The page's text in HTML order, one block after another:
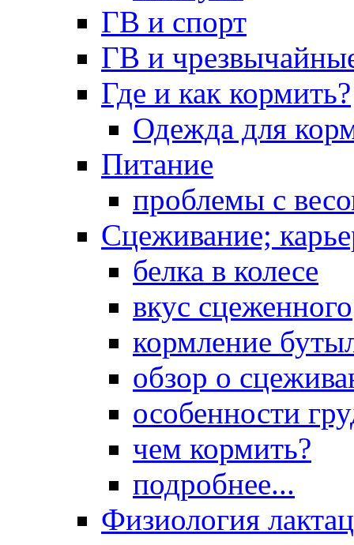
ГВ и спорт
ГВ и
Где и как кормить?
Одежда для
Питание
проблемы с
Сцеживание;
белка в колесе
вкус сцеженного
кормление
обзор о
особенности
чем кормить?
подробнее...
Физиология